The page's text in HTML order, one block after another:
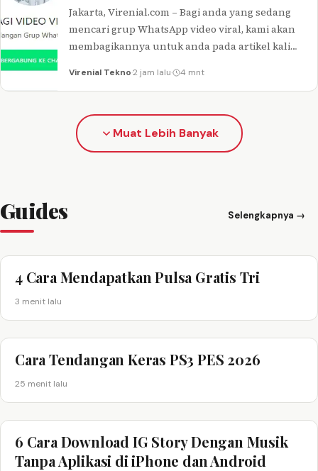
Jakarta, Virenial.com – Bagi anda yang sedang
mencari grup WhatsApp video viral, kami akan
membagikannya untuk anda pada artikel kali
Virenial Tekno·2 jam lalu· 4 mnt
Muat Lebih Banyak
Guides Selengkapnya →
4 Cara Mendapatkan Pulsa Gratis Tri
3 menit lalu
Cara Tendangan Keras PS3 PES 2026
25 menit lalu
6 Cara Download IG Story Dengan Musik
Tanpa Aplikasi di iPhone dan Android